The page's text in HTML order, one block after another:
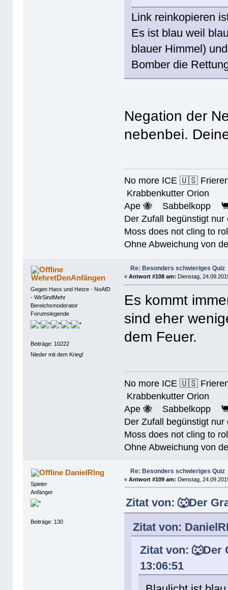
Link reinkopieren
Es ist blau weil
blauer Himmel)
Bomber die
Negation der
nebenbei.
No more ICE 🇺🇸
Krabbenkutter Orion
Ape 🐝 Sabbelkopp
Der Zufall begünstigt
Moss does not cling to
Ohne Abweichung von
WehretDenAnfängen
Gegen Hass und Hetze - NoAfD
- WirSindMehr
Bereichsmoderator
Forumslegende
Beiträge: 10222
Nieder mit dem Krieg!
Re: Besonders schwieriges Quiz
«Antwort #108 am: Dienstag,
Es kommt
sind eher
dem Feuer.
No more ICE 🇺🇸
Krabbenkutter Orion
Ape 🐝 Sabbelkopp
Der Zufall begünstigt
Moss does not cling to
Ohne Abweichung von
DanielRIng
Spieler
Anfänger
Beiträge: 130
Re: Besonders schwieriges Quiz
«Antwort #109 am: Dienstag,
Zitat von: 🐺Der
Zitat von:
Zitat von: 🐺Der
13:06:51